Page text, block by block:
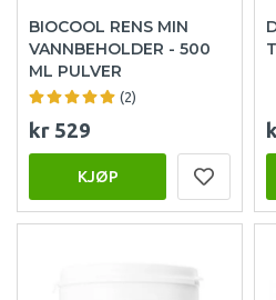
BIOCOOL RENS MIN
VANNBEHOLDER - 500
ML PULVER
(2)
kr 529
KJØP